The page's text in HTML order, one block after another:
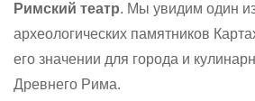
Римский театр. Мы увидим один
археологических памятников
его значении для города и
Древнего Рима.